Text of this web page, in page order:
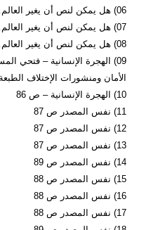
06) هل يمكن لنص أن يغير العالم… ؟ ص 05
07) هل يمكن لنص أن يغير العالم… ؟ ص 06
08) هل يمكن لنص أن يغير العالم… ؟ ص 06
الأمان ومنشورات الإختلاف الطبعة
10) الهجرة الإنسانية – ص 86
11) نفس المصدر ص 87
12) نفس المصدر ص 87
13) نفس المصدر ص 87
14) نفس المصدر ص 89
15) نفس المصدر ص 88
16) نفس المصدر ص 88
17) نفس المصدر ص 88